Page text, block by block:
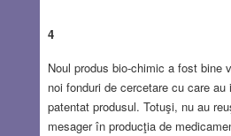
4
Noul produs bio-chimic a fost bine
noi fonduri de cercetare cu care
patentat produsul. Totuşi, nu au
mesager în producţia de